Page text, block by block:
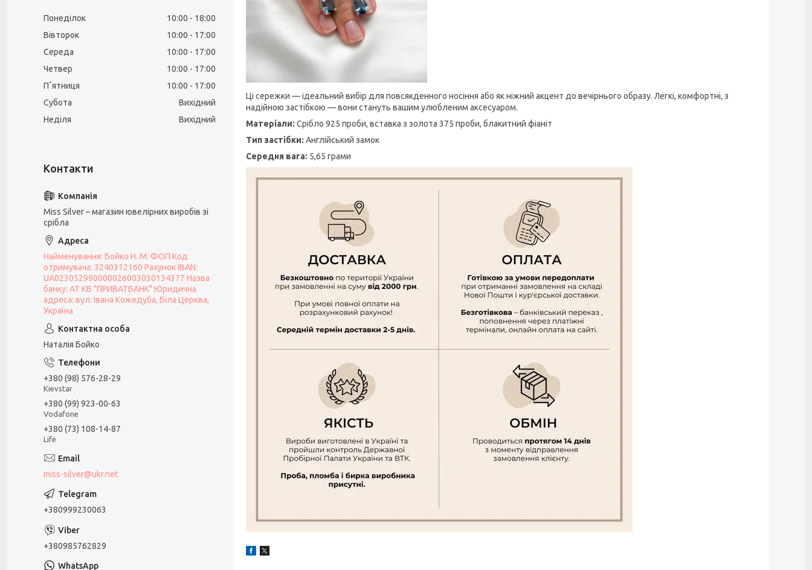
Ці сережки — ідеальний вибір для повсякденного носіння або як ніжний акцент до вечірнього образу. Легкі, комфортні, з
надійною застібкою — вони стануть вашим улюбленим аксесуаром.
Матеріали: Срібло 925 проби, вставка з золота 375 проби, блакитний фіаніт
Тип застібки: Англійський замок
Середня вага: 5,65 грами
Понеділок 10:00
18:00
Вівторок
10:00
17:00
Середа
10:00
17:00
Четвер
10:00
17:00
Пʼятниця
10:00
17:00
Субота
Вихідний
Неділя
Вихідний
Miss Silver – магазин ювелірних виробів зі
срібла
Найменування: Бойко Н. М. ФОП Код
отримувача: 3240312160 Рахунок IBAN:
UA023052990000026003030134377 Назва
банку: АТ КБ "ПРИВАТБАНК" Юридична
адреса: вул. Івана Кожедуба, Біла Церква,
Україна
Наталія Бойко
+380 (98) 576-28-29
Kievstar
+380 (99) 923-00-63
Vodafone
+380 (73) 108-14-87
Life
miss-silver@ukr.net
+380999230063
+380985762829